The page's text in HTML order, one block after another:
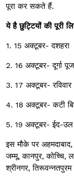
पूरा कर सकते हैं.
ये है छुट्टियों की पूरी
1. 15 अक्टूबर- दशहरा
2. 16 अक्टूबर- दूर्गा
3. 17 अक्टूबर- रविवार
4. 18 अक्टूबर- कटी
5. 19 अक्टूबर- ईद-उल
इस मौके पर
जम्मू, कानपुर, कोच्चि,
श्रीनगर,